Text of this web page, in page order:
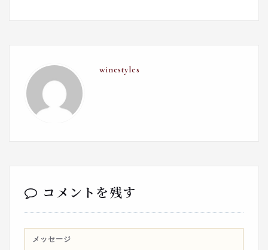
winestyles
コメントを残す